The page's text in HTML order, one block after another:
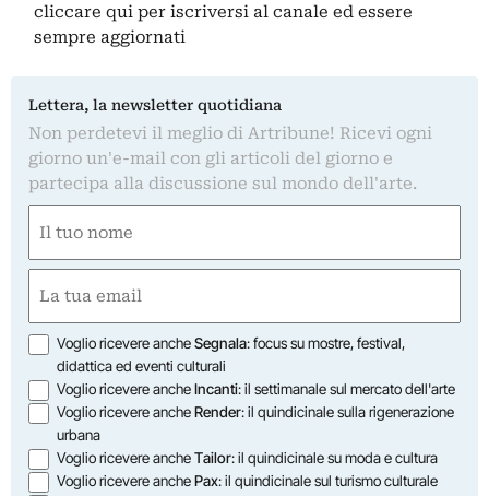
cliccare qui per iscriversi al canale ed essere
sempre aggiornati
Lettera, la newsletter quotidiana
Non perdetevi il meglio di Artribune! Ricevi ogni
giorno un'e-mail con gli articoli del giorno e
partecipa alla discussione sul mondo dell'arte.
(Required)
First
(Required)
Opzioni
Voglio ricevere ancheSegnala: focus su mostre, festival,
didattica ed eventi culturali
Voglio ricevere ancheIncanti: il settimanale sul mercato dell'arte
Voglio ricevere ancheRender: il quindicinale sulla rigenerazione
urbana
Voglio ricevere ancheTailor: il quindicinale su moda e cultura
Voglio ricevere anchePax: il quindicinale sul turismo culturale